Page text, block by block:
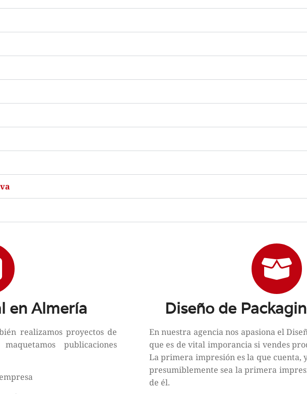
en Almería
realizamos proyectos de
publicaciones
Diseño de
En nuestra agencia nos apasiona el
que es de vital imporancia si vendes
La primera impresión es la que cuenta,
presumiblemente sea la primera
de él.